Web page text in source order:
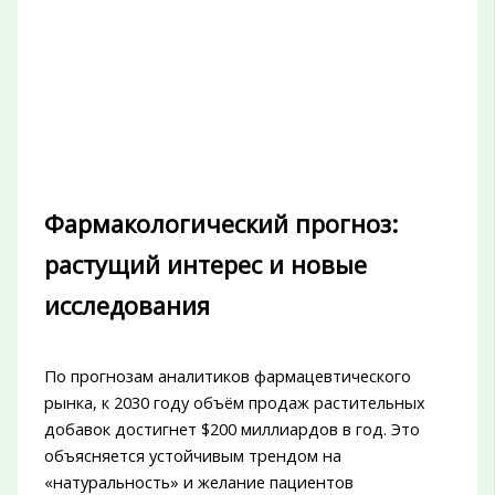
Фармакологический прогноз:
растущий интерес и новые
исследования
По прогнозам аналитиков фармацевтического
рынка, к 2030 году объём продаж растительных
добавок достигнет $200 миллиардов в год. Это
объясняется устойчивым трендом на
«натуральность» и желание пациентов